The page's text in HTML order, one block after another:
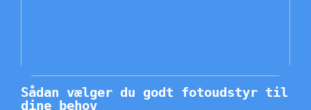
Sådan vælger du godt fotoudstyr til
dine behov